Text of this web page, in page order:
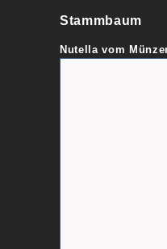
Stammbaum
Nutella vom